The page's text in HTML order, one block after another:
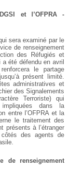
et l’OFPRA -
sera examiné par le
de renseignement
des Réfugiés et
été défendu en avril
le partage
présent limité.
administratives et
des Signalements
Terroriste) qui
impliquées dans la
entre l’OFPRA et la
le traitement des
présents à l’étranger
des agents de
de renseignement